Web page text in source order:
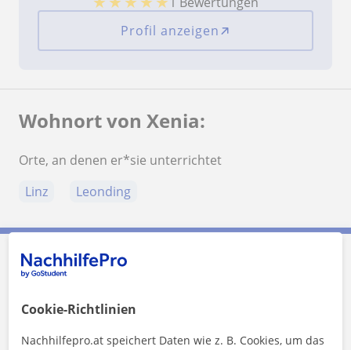
Profil anzeigen
Wohnort von Xenia:
Orte, an denen er*sie unterrichtet
Linz
Leonding
Xenia kontaktieren
Preis pro Stunde
Cookie-Richtlinien
Nachhilfepro.at speichert Daten wie z. B. Cookies, um das